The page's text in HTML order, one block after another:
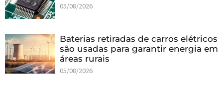
05/08/2026
Baterias retiradas de carros elétricos
são usadas para garantir energia em
áreas rurais
05/08/2026